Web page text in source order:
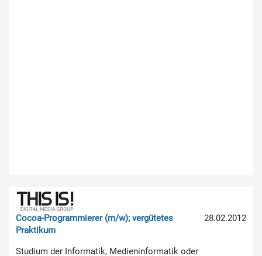
28.02.2012
Cocoa-Programmierer (m/w); vergütetes
Praktikum
Studium der Informatik, Medieninformatik oder